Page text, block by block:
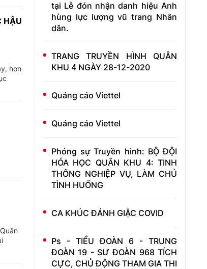
HẬU
hơn
tại Lễ đón nhận danh hiệu Anh
hùng lực lượng vũ trang Nhân
dân.
TRANG TRUYỀN HÌNH QUÂN
KHU 4 NGÀY 28-12-2020
Quảng cáo Viettel
Quảng cáo Viettel
Phóng sự Truyền hình: BỘ ĐỘI
HÓA HỌC QUÂN KHU 4: TINH
THÔNG NGHIỆP VỤ, LÀM CHỦ
TÌNH HUỐNG
CA KHÚC ĐÁNH GIẶC COVID
Ps - TIỂU ĐOÀN 6 - TRUNG
ĐOÀN 19 - SƯ ĐOÀN 968 TÍCH
CỰC, CHỦ ĐỘNG THAM GIA THI